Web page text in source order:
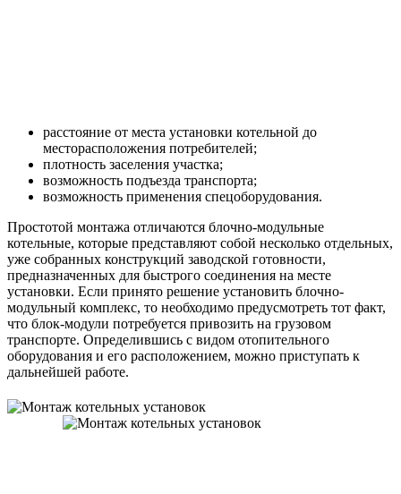
расстояние от места установки котельной до
месторасположения потребителей;
плотность заселения участка;
возможность подъезда транспорта;
возможность применения спецоборудования.
Простотой монтажа отличаются блочно-модульные
котельные, которые представляют собой несколько отдельных,
уже собранных конструкций заводской готовности,
предназначенных для быстрого соединения на месте
установки. Если принято решение установить блочно-
модульный комплекс, то необходимо предусмотреть тот факт,
что блок-модули потребуется привозить на грузовом
транспорте. Определившись с видом отопительного
оборудования и его расположением, можно приступать к
дальнейшей работе.